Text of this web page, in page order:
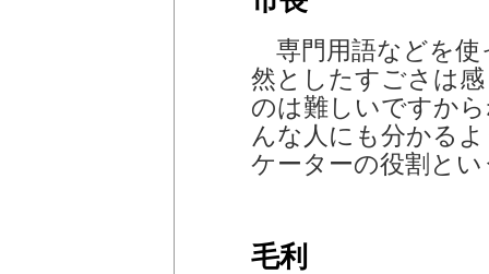
専門用語などを使
然としたすごさは
のは難しいですか
んな人にも分かる
ケーターの役割と
毛利